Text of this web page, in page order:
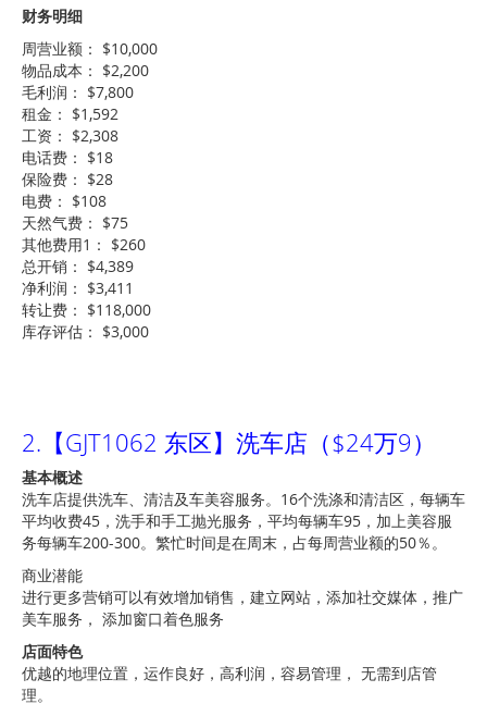
财务明细
周营业额： $10,000
物品成本： $2,200
毛利润： $7,800
租金： $1,592
工资： $2,308
电话费： $18
保险费： $28
电费： $108
天然气费： $75
其他费用1： $260
总开销： $4,389
净利润： $3,411
转让费： $118,000
库存评估： $3,000
2.【GJT1062 东区】洗车店（$24万9）
基本概述
洗车店提供洗车、清洁及车美容服务。16个洗涤和清洁区，每辆车
平均收费45，洗手和手工抛光服务，平均每辆车95，加上美容服
务每辆车200-300。繁忙时间是在周末，占每周营业额的50％。
商业潜能
进行更多营销可以有效增加销售，建立网站，添加社交媒体，推广
美车服务， 添加窗口着色服务
店面特色
优越的地理位置，运作良好，高利润，容易管理， 无需到店管
理。